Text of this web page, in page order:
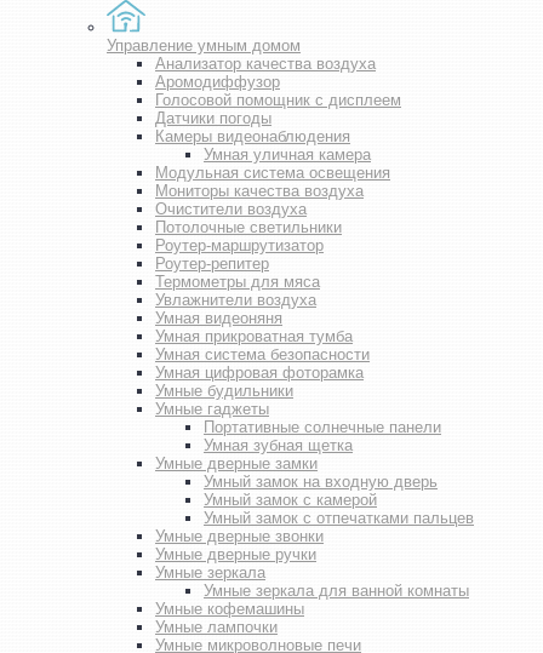
Управление умным домом
Анализатор качества воздуха
Аромодиффузор
Голосовой помощник с дисплеем
Датчики погоды
Камеры видеонаблюдения
Умная уличная камера
Модульная система освещения
Мониторы качества воздуха
Очистители воздуха
Потолочные светильники
Роутер-маршрутизатор
Роутер-репитер
Термометры для мяса
Увлажнители воздуха
Умная видеоняня
Умная прикроватная тумба
Умная система безопасности
Умная цифровая фоторамка
Умные будильники
Умные гаджеты
Портативные солнечные панели
Умная зубная щетка
Умные дверные замки
Умный замок на входную дверь
Умный замок с камерой
Умный замок с отпечатками пальцев
Умные дверные звонки
Умные дверные ручки
Умные зеркала
Умные зеркала для ванной комнаты
Умные кофемашины
Умные лампочки
Умные микроволновые печи